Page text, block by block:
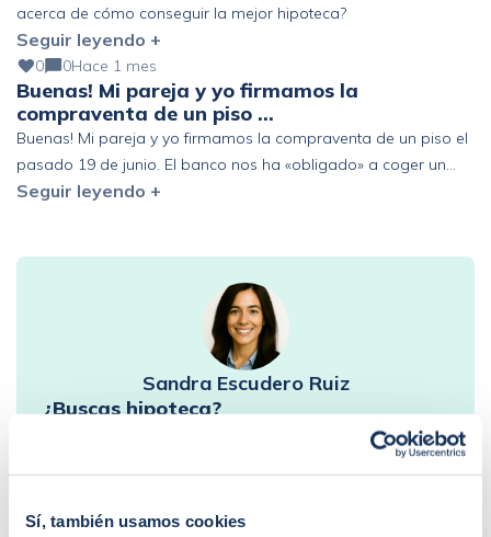
Sí, también usamos cookies
acerca de cómo conseguir la mejor hipoteca?
Seguir leyendo +
0 0Hace 1 mes
Buenas! Mi pareja y yo firmamos la
compraventa de un piso …
Buenas! Mi pareja y yo firmamos la compraventa de un piso el
pasado 19 de junio. El banco nos ha «obligado» a coger un
seguro de vida de prima única de 6 años y estamos pensando
Seguir leyendo +
Sandra Escudero Ruiz
¿Buscas hipoteca?
Te ayudo a conseguir las mejores condiciones para